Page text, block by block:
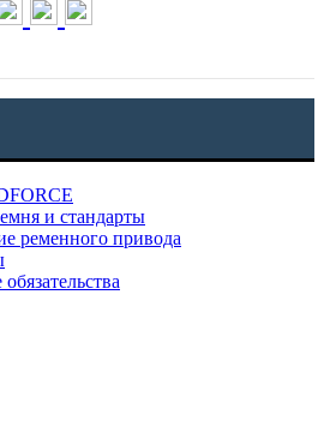
и стандарты
ременного привода